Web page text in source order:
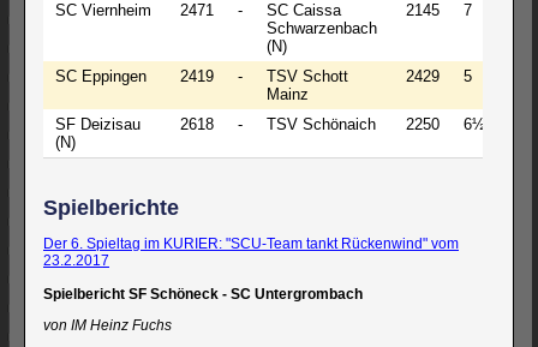
SC Viernheim 2471 -
SC Caissa
Schwarzenbach
(N)
2145 7
SC Eppingen 2419 -
TSV Schott
Mainz
2429 5
SF Deizisau
(N)
2618 - TSV Schönaich 2250 6½
Spielberichte
Der 6. Spieltag im KURIER: "SCU-Team tankt Rückenwind" vom
23.2.2017
Spielbericht SF Schöneck - SC Untergrombach
von IM Heinz Fuchs